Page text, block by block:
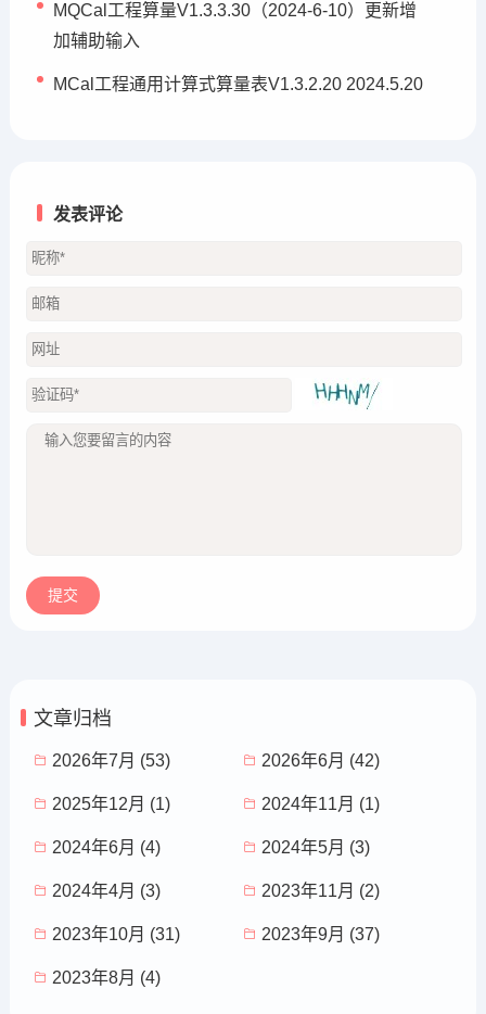
MQCal工程算量V1.3.3.30（2024-6-10）更新增
加辅助输入
MCal工程通用计算式算量表V1.3.2.20 2024.5.20
发表评论
文章归档
2026年7月 (53) 2026年6月 (42)
2025年12月 (1) 2024年11月 (1)
2024年6月 (4) 2024年5月 (3)
2024年4月 (3) 2023年11月 (2)
2023年10月 (31) 2023年9月 (37)
2023年8月 (4)